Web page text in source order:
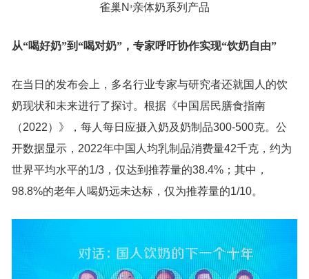
雀巢N ³亲体奶系列产品
从“喝好奶”到“喝对奶”，专家呼吁协作实现“饮奶自由”
在当日的发布会上，多名行业专家与研究者还就国人的饮
奶现状和未来进行了探讨。根据《中国居民膳食指南
（2022）》，每人每日应摄入奶及奶制品300-500克。公
开数据显示，2022年中国人均乳制品消费量42千克，约为
世界平均水平的1/3，仅达到推荐量的38.4%；其中，
98.8%的老年人喝奶远未达标，仅为推荐量的1/10。